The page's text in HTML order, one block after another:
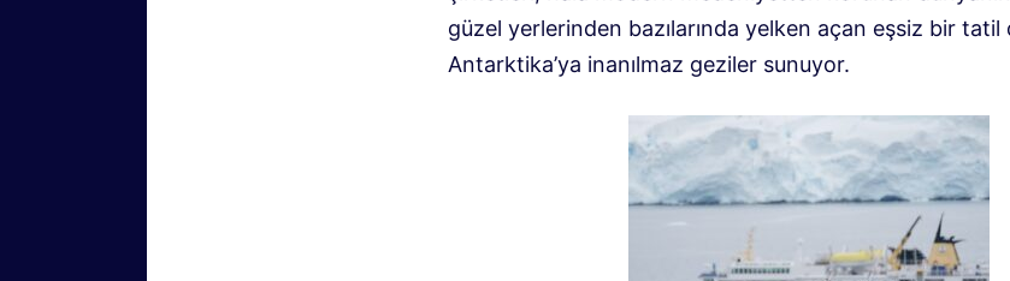
güzel yerlerinden bazılarında yelken açan eşsiz bir tatil
Antarktika’ya inanılmaz geziler sunuyor.